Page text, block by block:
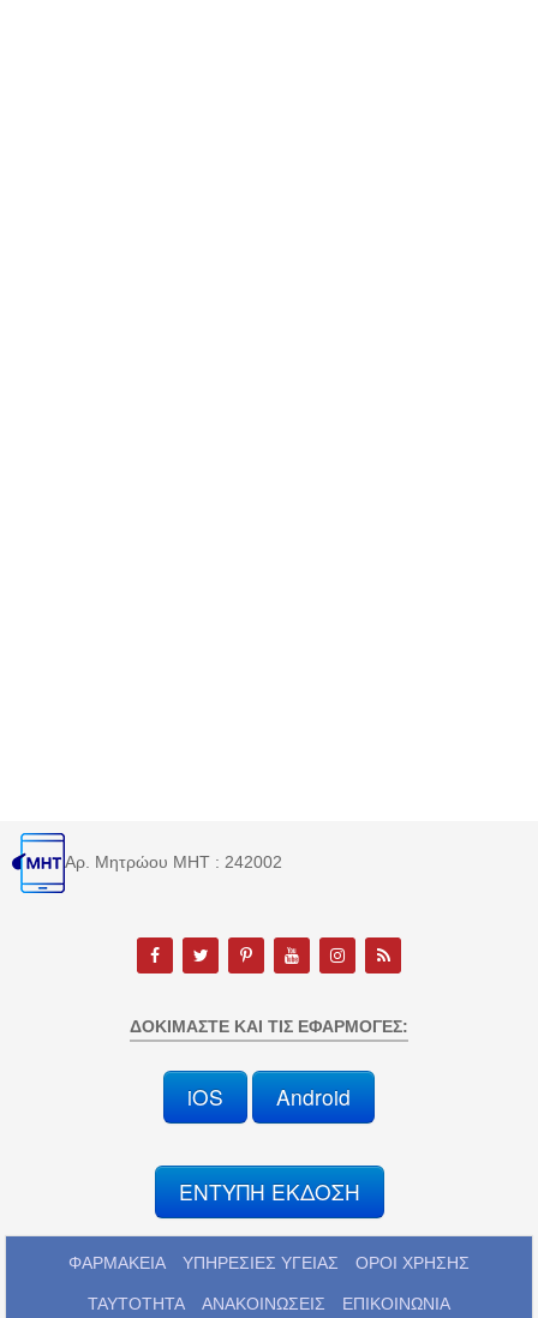
Αρ. Μητρώου MHT : 242002
ΔΟΚΙΜΆΣΤΕ ΚΑΙ ΤΙΣ ΕΦΑΡΜΟΓΈΣ:
iOS Android
ΕΝΤΥΠΗ ΕΚΔΟΣΗ
ΦΑΡΜΑΚΕΙΑ ΥΠΗΡΕΣΙΕΣ ΥΓΕΙΑΣ ΟΡΟΙ ΧΡΗΣΗΣ
ΤΑΥΤΟΤΗΤΑ ΑΝΑΚΟΙΝΩΣΕΙΣ ΕΠΙΚΟΙΝΩΝΙΑ